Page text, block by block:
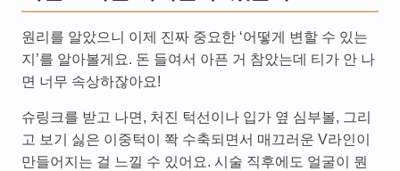
원리를 알았으니 이제 진짜 중요한 ‘어떻게 변할 수 있는
지’를 알아볼게요. 돈 들여서 아픈 거 참았는데 티가 안 나
면 너무 속상하잖아요!
슈링크를 받고 나면, 처진 턱선이나 입가 옆 심부볼, 그리
고 보기 싫은 이중턱이 쫙 수축되면서 매끄러운 V라인이
만들어지는 걸 느낄 수 있어요. 시술 직후에도 얼굴이 뭔